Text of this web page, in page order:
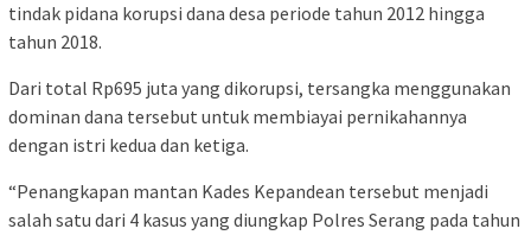
tindak pidana korupsi dana desa periode tahun 2012 hingga
tahun 2018.
Dari total Rp695 juta yang dikorupsi, tersangka menggunakan
dominan dana tersebut untuk membiayai pernikahannya
dengan istri kedua dan ketiga.
“Penangkapan mantan Kades Kepandean tersebut menjadi
salah satu dari 4 kasus yang diungkap Polres Serang pada tahun